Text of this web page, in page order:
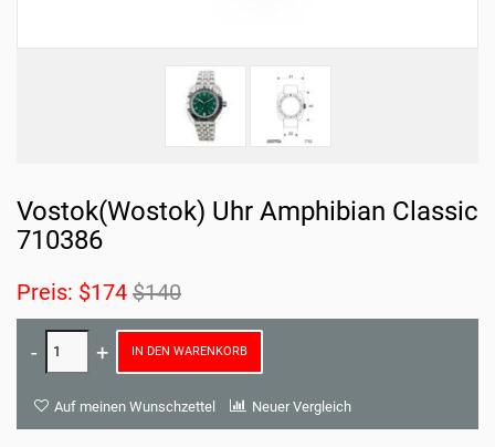
Vostok(Wostok) Uhr Amphibian Classic
710386
Preis: $174 $140
IN DEN WARENKORB
Auf meinen Wunschzettel Neuer Vergleich